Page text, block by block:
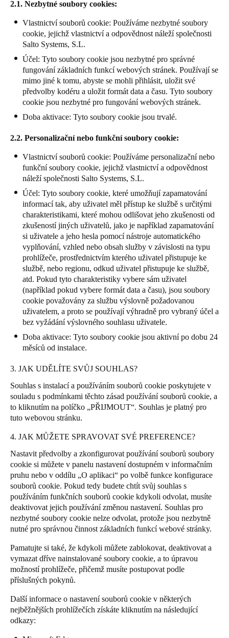
Russia
Russian
Poland
Polski
Czech Republic
Denmark
DanskereEnglish
Sweden
SvenskaEnglish
Norway
NorskEnglish
Finland
FinnishEnglish
Uložit nový výběr jako výchozí
2.1. Nezbytné soubory cookies:
Vlastnictví souborů cookie: Používáme nezbytné soubory
cookie, jejichž vlastnictví a odpovědnost náleží společnosti
Salto Systems, S.L.
Účel: Tyto soubory cookie jsou nezbytné pro správné
fungování základních funkcí webových stránek. Používají se
mimo jiné k tomu, abyste se mohli přihlásit, uložit své
předvolby kodéru a uložit formát data a času. Tyto soubory
cookie jsou nezbytné pro fungování webových stránek.
Doba aktivace: Tyto soubory cookie jsou trvalé.
2.2. Personalizační nebo funkční soubory cookie:
Vlastnictví souborů cookie: Používáme personalizační nebo
funkční soubory cookie, jejichž vlastnictví a odpovědnost
náleží společnosti Salto Systems, S.L.
Účel: Tyto soubory cookie, které umožňují zapamatování
informací tak, aby uživatel měl přístup ke službě s určitými
charakteristikami, které mohou odlišovat jeho zkušenosti od
zkušeností jiných uživatelů, jako je například zapamatování
si uživatele a jeho hesla pomocí nástroje automatického
vyplňování, vzhled nebo obsah služby v závislosti na typu
prohlížeče, prostřednictvím kterého uživatel přistupuje ke
službě, nebo regionu, odkud uživatel přistupuje ke službě,
atd. Pokud tyto charakteristiky vybere sám uživatel
(například pokud vybere formát data a času), jsou soubory
cookie považovány za službu výslovně požadovanou
uživatelem, a proto se používají výhradně pro vybraný účel a
bez vyžádání výslovného souhlasu uživatele.
Doba aktivace: Tyto soubory cookie jsou aktivní po dobu 24
měsíců od instalace.
3. JAK UDĚLÍTE SVŮJ SOUHLAS?
Souhlas s instalací a používáním souborů cookie poskytujete v
souladu s podmínkami těchto zásad používání souborů cookie, a
to kliknutím na políčko „PŘIJMOUT“. Souhlas je platný pro
tuto webovou stránku.
4. JAK MŮŽETE SPRAVOVAT SVÉ PREFERENCE?
Nastavit předvolby a zkonfigurovat používání souborů soubory
cookie si můžete v panelu nastavení dostupném v informačním
pruhu nebo v oddílu „O aplikaci“ po volbě funkce konfigurace
souborů cookie. Pokud tedy budete chtít svůj souhlas s
používáním funkčních souborů cookie kdykoli odvolat, musíte
deaktivovat jejich používání změnou nastavení. Souhlas pro
nezbytné soubory cookie nelze odvolat, protože jsou nezbytně
nutné pro správnou činnost základních funkcí webové stránky.
Pamatujte si také, že kdykoli můžete zablokovat, deaktivovat a
vymazat dříve nainstalované soubory cookie, a to úpravou
možností prohlížeče, přičemž musíte postupovat podle
příslušných pokynů.
Další informace o nastavení souborů cookie v některých
nejběžnějších prohlížečích získáte kliknutím na následující
odkazy: